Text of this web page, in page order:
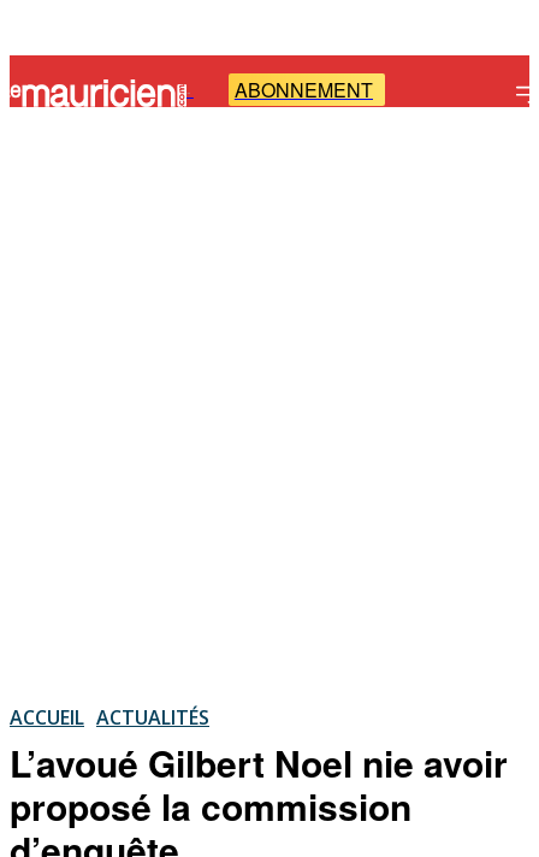
- ABONNEMENT
ACCUEIL ACTUALITÉS
L’avoué Gilbert Noel nie avoir
proposé la commission